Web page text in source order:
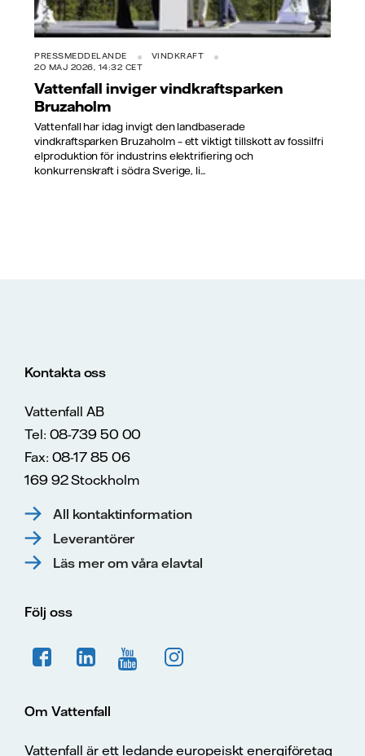
PRESSMEDDELANDE
VINDKRAFT
20 MAJ 2026, 14:32 CET
Vattenfall inviger vindkraftsparken
Bruzaholm
Vattenfall har idag invigt den landbaserade
vindkraftsparken Bruzaholm – ett viktigt tillskott av fossilfri
elproduktion för industrins elektrifiering och
konkurrenskraft i södra Sverige, li...
Kontakta oss
Vattenfall AB
Tel: 08-739 50 00
Fax: 08-17 85 06
169 92 Stockholm
All kontaktinformation
Leverantörer
Läs mer om våra elavtal
Följ oss
Om Vattenfall
Vattenfall är ett ledande europeiskt energiföretag